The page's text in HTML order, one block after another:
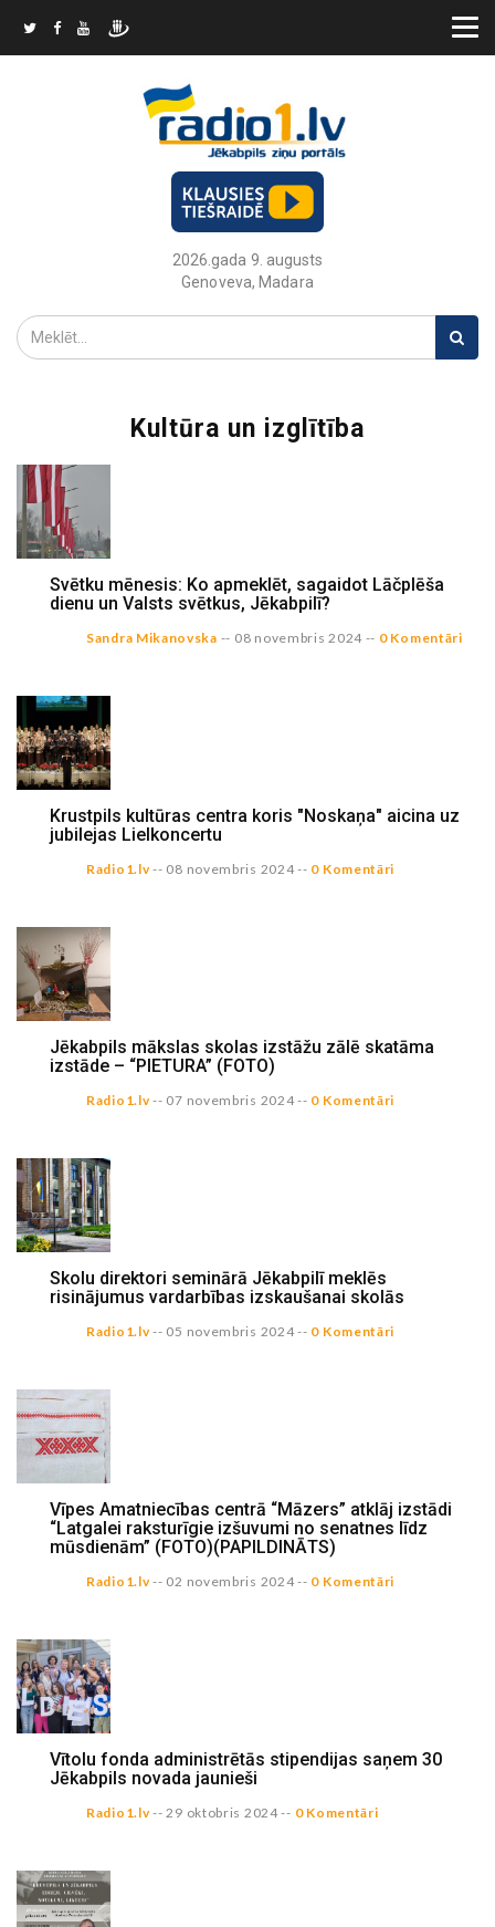
2026.gada 9. augusts
Genoveva, Madara
Kultūra un izglītība
Svētku mēnesis: Ko apmeklēt, sagaidot Lāčplēša
dienu un Valsts svētkus, Jēkabpilī?
Sandra Mikanovska -- 08 novembris 2024-- 0 Komentāri
Krustpils kultūras centra koris "Noskaņa" aicina uz
jubilejas Lielkoncertu
Radio1.lv-- 08 novembris 2024-- 0 Komentāri
Jēkabpils mākslas skolas izstāžu zālē skatāma
izstāde – “PIETURA” (FOTO)
Radio1.lv-- 07 novembris 2024-- 0 Komentāri
Skolu direktori seminārā Jēkabpilī meklēs
risinājumus vardarbības izskaušanai skolās
Radio1.lv-- 05 novembris 2024-- 0 Komentāri
Vīpes Amatniecības centrā “Māzers” atklāj izstādi
“Latgalei raksturīgie izšuvumi no senatnes līdz
mūsdienām” (FOTO)(PAPILDINĀTS)
Radio1.lv-- 02 novembris 2024-- 0 Komentāri
Vītolu fonda administrētās stipendijas saņem 30
Jēkabpils novada jaunieši
Radio1.lv-- 29 oktobris 2024-- 0 Komentāri